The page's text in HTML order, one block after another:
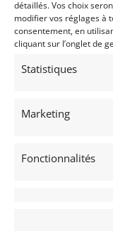
détaillés. Vos choix
modifier vos réglages à
consentement, en
cliquant sur l’onglet de
Statistiques
Marketing
Fonctionnalités
CHEVROLET
HUY (BELGIQUE)